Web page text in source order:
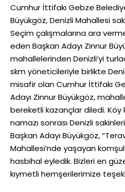
Cumhur İttifakı Gebze
Büyükgöz, Denizli Mahallesi
Seçim çalışmalarına ara
eden Başkan Adayı Zinnur
mahallelerinden Denizli’yi
skm yöneticileriyle birlikte
misafir olan Cumhur İttifakı
Adayı Zinnur Büyükgöz,
bereketli kazançlar diledi.
namazı sonrası Denizli
Başkan Adayı Büyükgöz,
Mahallesi’nde yaşayan
hasbihal eyledik. Bizleri en
kıymetli hemşerilerimize